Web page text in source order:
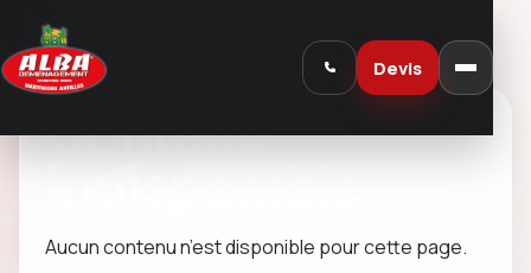
Devis
Contenu
Aucun contenu n’est disponible pour cette page.